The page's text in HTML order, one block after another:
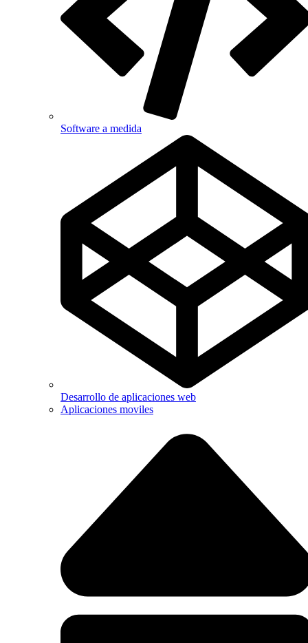
Software a medida
Desarrollo de aplicaciones web
Aplicaciones moviles